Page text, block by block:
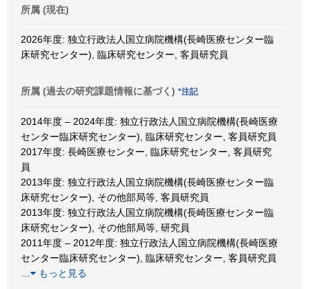
所属 (現在)
2026年度: 独立行政法人国立病院機構(長崎医療センター臨
床研究センター), 臨床研究センター, 客員研究員
所属 (過去の研究課題情報に基づく) *注記
2014年度 – 2024年度: 独立行政法人国立病院機構(長崎医療
センター臨床研究センター), 臨床研究センター, 客員研究員
2017年度: 長崎医療センター, 臨床研究センター, 客員研究
員
2013年度: 独立行政法人国立病院機構(長崎医療センター臨
床研究センター), その他部局等, 客員研究員
2013年度: 独立行政法人国立病院機構(長崎医療センター臨
床研究センター), その他部局等, 研究員
2011年度 – 2012年度: 独立行政法人国立病院機構(長崎医療
センター臨床研究センター), 臨床研究センター, 客員研究員
もっと見る